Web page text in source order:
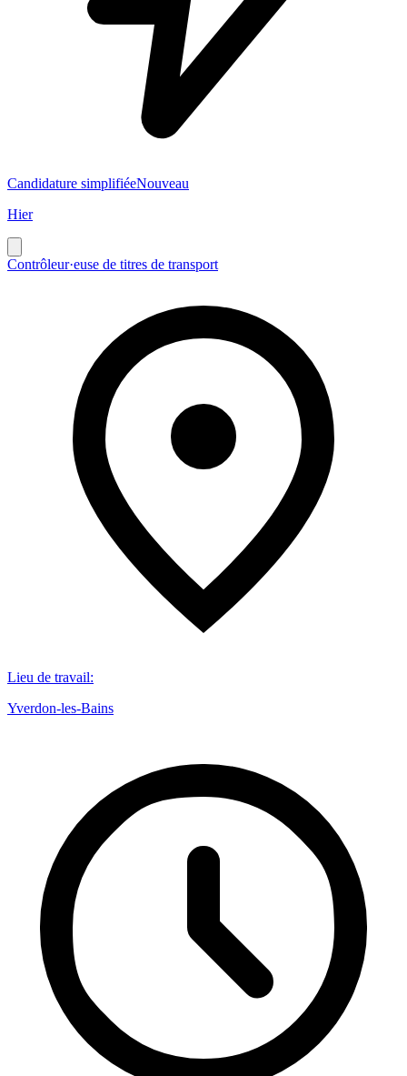
Candidature simplifiéeNouveau
Hier
Contrôleur·euse de titres de transport
Lieu de travail:
Yverdon-les-Bains